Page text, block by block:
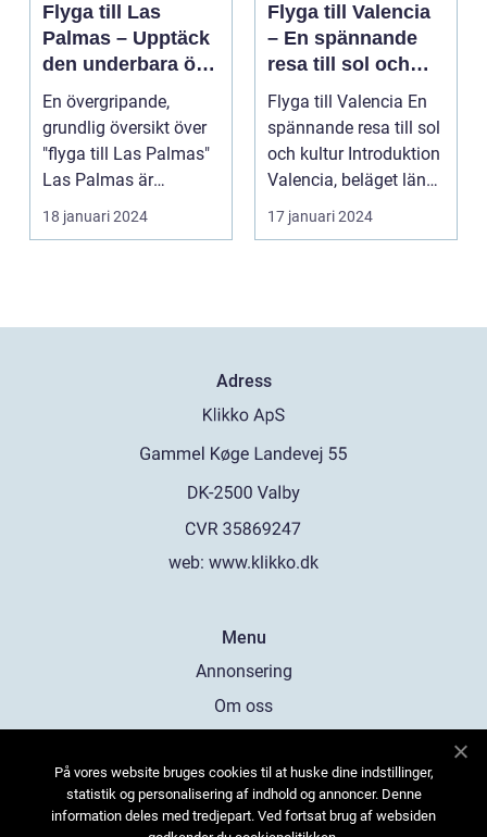
Flyga till Las
Palmas – Upptäck
den underbara ön
Gran Canaria
En övergripande,
grundlig översikt över
"flyga till Las Palmas"
Las Palmas är
huvudstaden på den
va...
18 januari 2024
Flyga till Valencia
– En spännande
resa till sol och
kultur
Flyga till Valencia En
spännande resa till sol
och kultur Introduktion
Valencia, beläget längs
Sp...
17 januari 2024
Adress
web: www.klikko.dk
Menu
Annonsering
Om oss
Kontakta oss
Sitemap
På vores website bruges cookies til at huske dine indstillinger,
statistik og personalisering af indhold og annoncer. Denne
information deles med tredjepart. Ved fortsat brug af websiden